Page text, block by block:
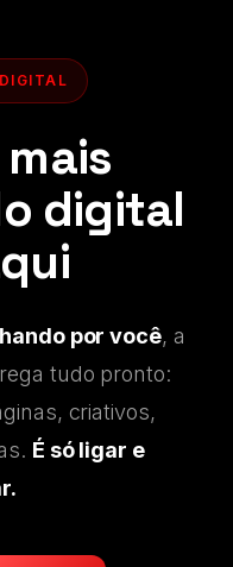
digital
por você, a
tudo pronto:
criativos,
É só ligar e